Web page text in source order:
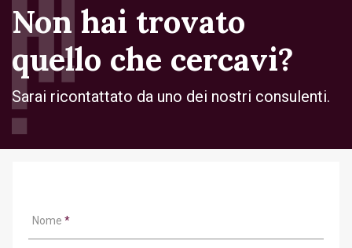
Non hai trovato
quello che cercavi?
Sarai ricontattato da uno dei nostri consulenti.
Nome *